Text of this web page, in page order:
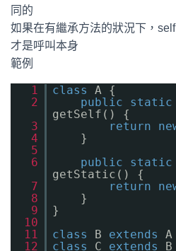
同的
如果在有繼承方法的狀況下，
才是呼叫本身
範例
1 class
A {
2
public static
getSelf() {
3
return
4
}
5
6
public static
getStatic() {
7
return
8
}
9
}
10
11
class B extends
12
class C extends